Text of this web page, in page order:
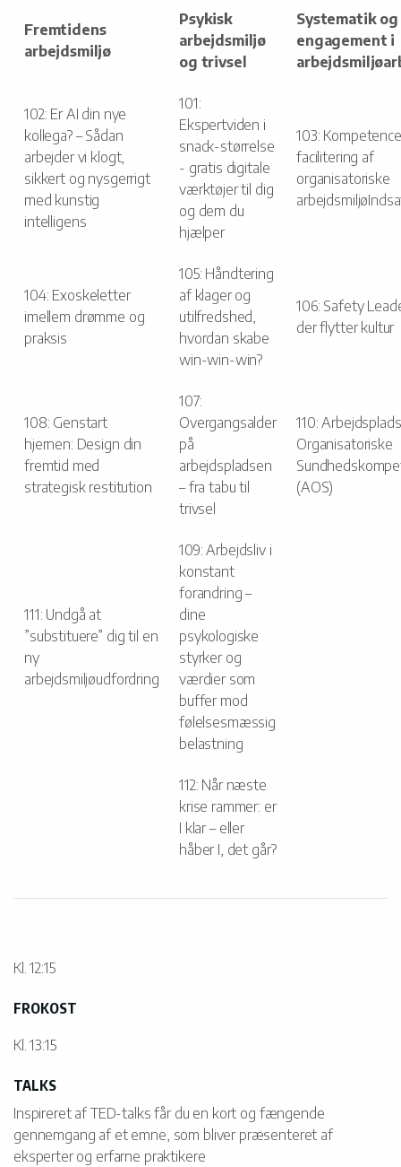
Fremtidens
arbejdsmiljø
Psykisk
arbejdsmiljø
og trivsel
Systematik og
engagement i
102: Er AI din nye
kollega? – Sådan
arbejder vi klogt,
sikkert og nysgerrigt
med kunstig
intelligens
101:
Ekspertviden i
snack-størrelse
- gratis digitale
værktøjer til dig
og dem du
hjælper
103:
facilitering af
organisatoriske
104: Exoskeletter
imellem drømme og
praksis
105: Håndtering
af klager og
utilfredshed,
hvordan skabe
win-win-win?
106: Safety
der flytter kultur
108: Genstart
hjernen: Design din
fremtid med
strategisk restitution
107:
Overgangsalder
på
arbejdspladsen
– fra tabu til
trivsel
110:
Organisatoriske
(AOS)
111: Undgå at
”substituere” dig til en
ny
arbejdsmiljøudfordring
109: Arbejdsliv i
konstant
forandring –
dine
psykologiske
styrker og
værdier som
buffer mod
følelsesmæssig
belastning
112: Når næste
krise rammer: er
I klar – eller
håber I, det går?
Kl. 12:15
FROKOST
Kl. 13:15
TALKS
Inspireret af TED-talks får du en kort og fængende
gennemgang af et emne, som bliver præsenteret af
eksperter og erfarne praktikere